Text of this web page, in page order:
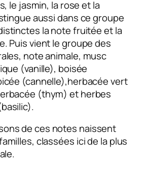
le jasmin, la rose et la
aussi dans ce groupe
la note fruitée et la
Puis vient le groupe des
note animale, musc
(vanille), boisée
(cannelle),herbacée vert
(thym) et herbes
de ces notes naissent
classées ici de la plus